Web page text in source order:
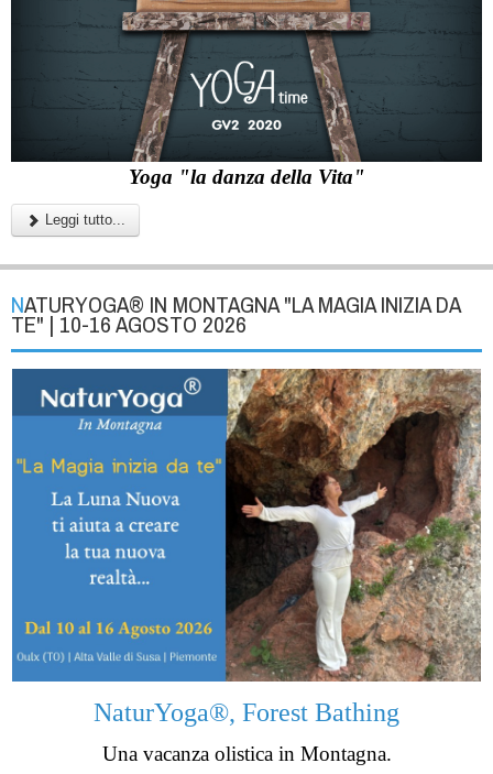
Yoga "la danza della Vita"
Leggi tutto...
NATURYOGA® IN MONTAGNA "LA MAGIA INIZIA DA
TE" | 10-16 AGOSTO 2026
NaturYoga®, Forest Bathing
Una vacanza olistica in Montagna.